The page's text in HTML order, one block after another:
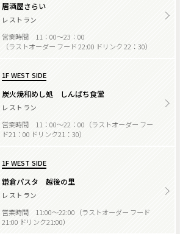
居酒屋さらい
レストラン
営業時間 11：00～23：00
（ラストオーダー フード 22:00 ドリンク 22：30）
1F WEST SIDE
炭火焼和めし処 しんぱち食堂
レストラン
営業時間 11：00～22：00（ラストオーダー フー
ド21：00 ドリンク21：30）
1F WEST SIDE
鎌倉パスタ 越後の里
レストラン
営業時間 11:00～22:00（ラストオーダー フード
21:00 ドリンク21:00）